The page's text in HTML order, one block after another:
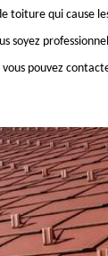
toiture qui cause
soyez
pouvez